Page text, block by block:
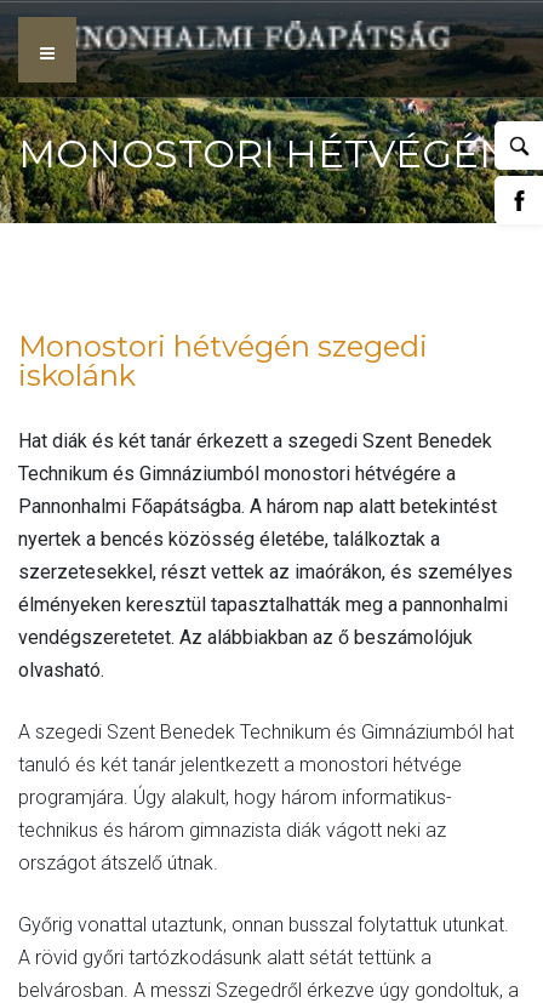
Skip
to
content
MONOSTORI HÉTVÉGÉN
Monostori hétvégén szegedi
iskolánk
Hat diák és két tanár érkezett a szegedi Szent Benedek
Technikum és Gimnáziumból monostori hétvégére a
Pannonhalmi Főapátságba. A három nap alatt betekintést
nyertek a bencés közösség életébe, találkoztak a
szerzetesekkel, részt vettek az imaórákon, és személyes
élményeken keresztül tapasztalhatták meg a pannonhalmi
vendégszeretetet. Az alábbiakban az ő beszámolójuk
olvasható.
A szegedi Szent Benedek Technikum és Gimnáziumból hat
tanuló és két tanár jelentkezett a monostori hétvége
programjára. Úgy alakult, hogy három informatikus-
technikus és három gimnazista diák vágott neki az
országot átszelő útnak.
Győrig vonattal utaztunk, onnan busszal folytattuk utunkat.
A rövid győri tartózkodásunk alatt sétát tettünk a
belvárosban. A messzi Szegedről érkezve úgy gondoltuk, a